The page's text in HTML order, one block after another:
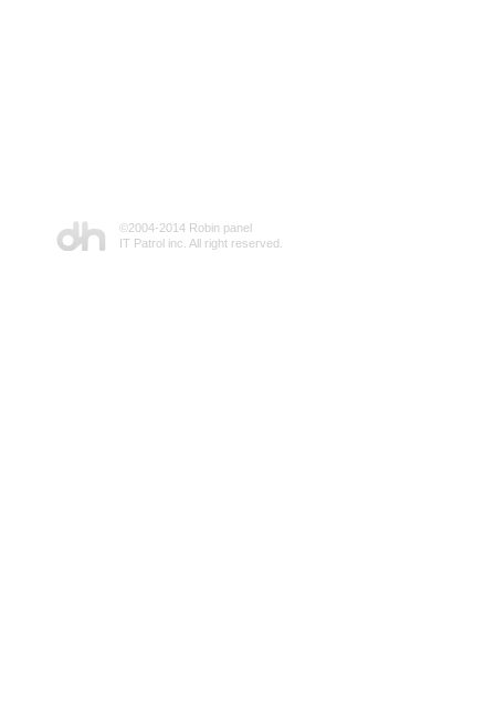
©2004-2014 Robin panel
IT Patrol inc. All right reserved.